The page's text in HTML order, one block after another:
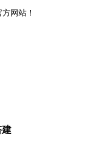
方网站！
建